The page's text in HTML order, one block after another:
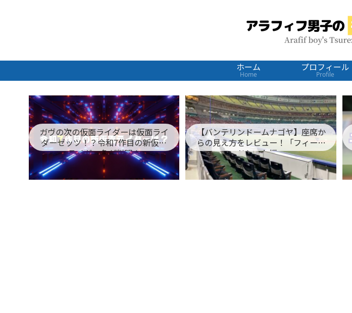
ホーム
Home
プロフィール
Profile
ガヴの次の仮面ライダーは仮面ライ
ダーゼッツ！？令和7作目の新仮面
ライダー名が判明！
【バンテリンドームナゴヤ】座席か
らの見え方をレビュー！「フィール
ドシート編」